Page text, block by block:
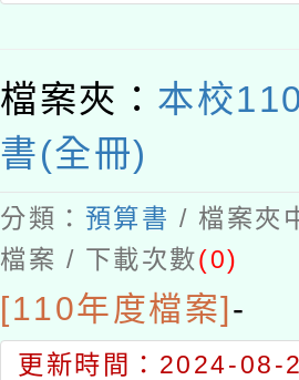
檔案夾： 本校
書(全冊)
分類： 預算書 / 檔案夾
檔案 / 下載次數(0)
[110年度檔案]-
更新時間：2024-08-